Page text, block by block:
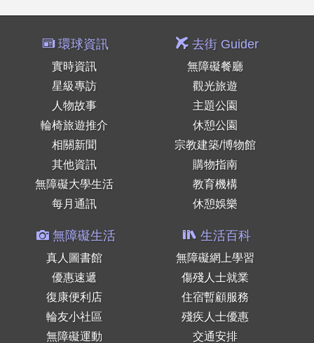
環球資訊
實時資訊
星級專訪
人物故事
輪椅旅遊推介
相關新聞
其他資訊
無障礙大學生活
每月通訊
去街 Guider
無障礙餐廳
觀光旅遊
主題公園
休憩公園
宗教建築/博物館
購物指南
教育機構
休憩娛樂
無障礙生活
真人圖書館
優惠速遞
復康便利店
輪友小社區
無障礙運動
生活百科
無障礙網上學習
傷殘人士就業
住宿暫顧服務
殘疾人士優惠
交通安排